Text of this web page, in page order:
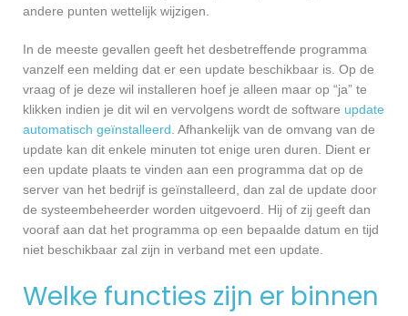
andere punten wettelijk wijzigen.
In de meeste gevallen geeft het desbetreffende programma
vanzelf een melding dat er een update beschikbaar is. Op de
vraag of je deze wil installeren hoef je alleen maar op “ja” te
klikken indien je dit wil en vervolgens wordt de software update
automatisch geïnstalleerd. Afhankelijk van de omvang van de
update kan dit enkele minuten tot enige uren duren. Dient er
een update plaats te vinden aan een programma dat op de
server van het bedrijf is geïnstalleerd, dan zal de update door
de systeembeheerder worden uitgevoerd. Hij of zij geeft dan
vooraf aan dat het programma op een bepaalde datum en tijd
niet beschikbaar zal zijn in verband met een update.
Welke functies zijn er binnen